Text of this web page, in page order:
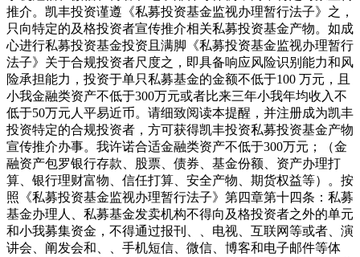
推介。凯丰投资谨遵《私募投资基金监视办理暂行法子》之，
只向特定的及格投资者宣传推介相关私募投资基金产物。如成
心进行私募投资基金投资且满脚《私募投资基金监视办理暂行
法子》关于合规投资者尺度之，即具备响应风险识别能力和风
险承担能力，投资于单只私募基金的金额不低于100 万元，且
小我金融类资产不低于300万元或者比来三年小我年均收入不
低于50万元人平易近币。请细致阅读本提醒，并注册成为凯丰
投资特定的合规投资者，方可获得凯丰投资私募投资基金产物
宣传推介办事。我许诺合适金融类资产不低于300万元；（金
融资产包罗银行存款、股票、债券、基金份额、资产办理打
算、银行理财富物、信任打算、安全产物、期货权益等）。按
照《私募投资基金监视办理暂行法子》第四章第十四条：私募
基金办理人、私募基金发卖机构不得向及格投资者之外的单元
和小我募集资金，不得通过报刊、、电视、互联网等或者、演
讲会、阐发会和、、手机短信、微信、博客和电子邮件等体